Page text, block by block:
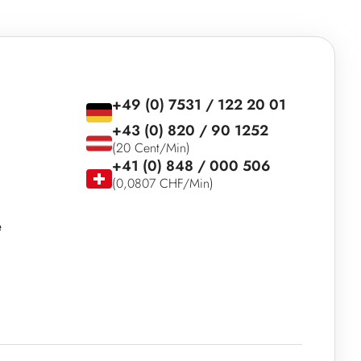
+49 (0) 7531 / 122 20 01
+43 (0) 820 / 90 1252
(20 Cent/Min)
+41 (0) 848 / 000 506
(0,0807 CHF/Min)